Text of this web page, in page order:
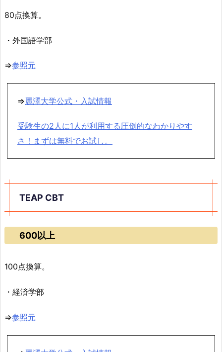
80点換算。
・外国語学部
⇒参照元
⇒麗澤大学公式・入試情報
受験生の2人に1人が利用する圧倒的なわかりやす
さ！まずは無料でお試し。
TEAP CBT
600以上
100点換算。
・経済学部
⇒参照元